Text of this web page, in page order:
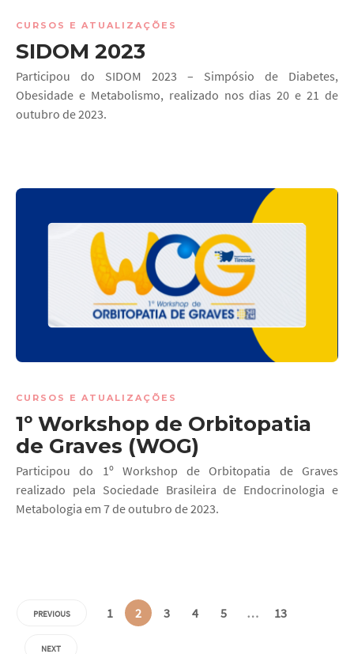
CURSOS E ATUALIZAÇÕES
SIDOM 2023
Participou do SIDOM 2023 – Simpósio de Diabetes,
Obesidade e Metabolismo, realizado nos dias 20 e 21 de
outubro de 2023.
CURSOS E ATUALIZAÇÕES
1º Workshop de Orbitopatia
de Graves (WOG)
Participou do 1º Workshop de Orbitopatia de Graves
realizado pela Sociedade Brasileira de Endocrinologia e
Metabologia em 7 de outubro de 2023.
PREVIOUS 1 2 3 4 5 … 13
NEXT